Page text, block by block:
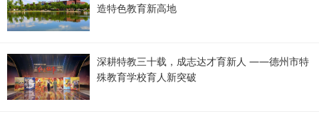
造特色教育新高地
深耕特教三十载，成志达才育新人 ——德州市特
殊教育学校育人新突破